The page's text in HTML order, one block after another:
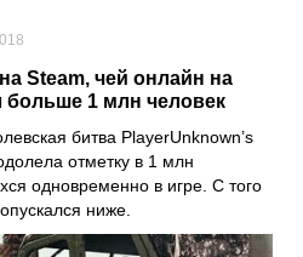
Steam, чей онлайн на
больше 1 млн человек
битва PlayerUnknown’s
отметку в 1 млн
одновременно в игре. С того
ниже.